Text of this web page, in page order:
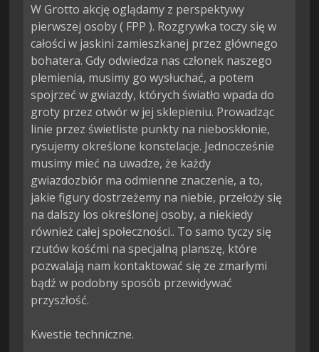
W Grotto akcję oglądamy z perspektywy
pierwszej osoby ( FPP ). Rozgrywka toczy się w
całości w jaskini zamieszkanej przez głównego
bohatera. Gdy odwiedza nas członek naszego
plemienia, musimy go wysłuchać, a potem
spojrzeć w gwiazdy, których światło wpada do
groty przez otwór w jej sklepieniu. Prowadząc
linie przez świetliste punkty na nieboskłonie,
rysujemy określone konstelacje. Jednocześnie
musimy mieć na uwadze, że każdy
gwiazdozbiór ma odmienne znaczenie, a to,
jakie figury dostrzeżemy na niebie, przełoży się
na dalszy los określonej osoby, a niekiedy
również całej społeczności.. To samo tyczy się
rzutów kośćmi na specjalną planszę, które
pozwalają nam kontaktować się ze zmarłymi
bądź w podobny sposób przewidywać
przyszłość.
Kwestie techniczne.